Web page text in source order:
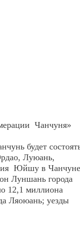
Чанчуня»
будет
Луюань,
Юйшу в
Луншань города
12,1 миллиона
Ляоюань; уезды